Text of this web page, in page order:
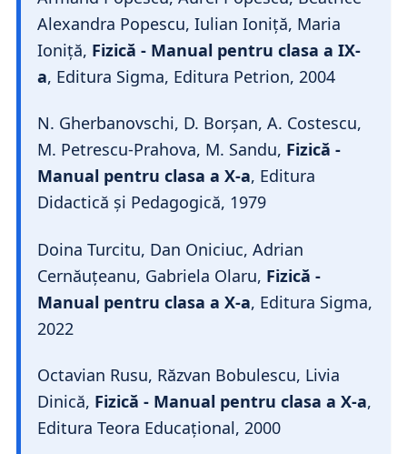
Alexandra Popescu, Iulian Ioniță, Maria
Ioniță, Fizică - Manual pentru clasa a IX-
a, Editura Sigma, Editura Petrion, 2004
N. Gherbanovschi, D. Borșan, A. Costescu,
M. Petrescu-Prahova, M. Sandu, Fizică -
Manual pentru clasa a X-a, Editura
Didactică și Pedagogică, 1979
Doina Turcitu, Dan Oniciuc, Adrian
Cernăuțeanu, Gabriela Olaru, Fizică -
Manual pentru clasa a X-a, Editura Sigma,
2022
Octavian Rusu, Răzvan Bobulescu, Livia
Dinică, Fizică - Manual pentru clasa a X-a,
Editura Teora Educațional, 2000